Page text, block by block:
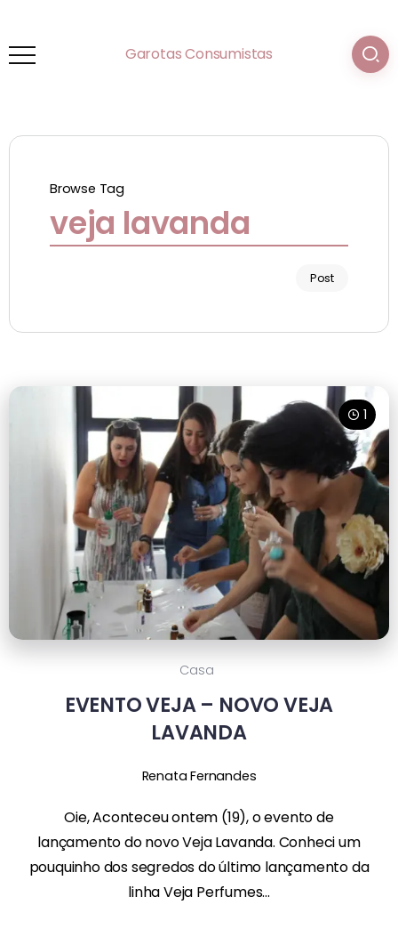
Garotas Consumistas
Browse Tag
veja lavanda
Post
1
Casa
EVENTO VEJA – NOVO VEJA
LAVANDA
Renata Fernandes
Oie, Aconteceu ontem (19), o evento de
lançamento do novo Veja Lavanda. Conheci um
pouquinho dos segredos do último lançamento da
linha Veja Perfumes...